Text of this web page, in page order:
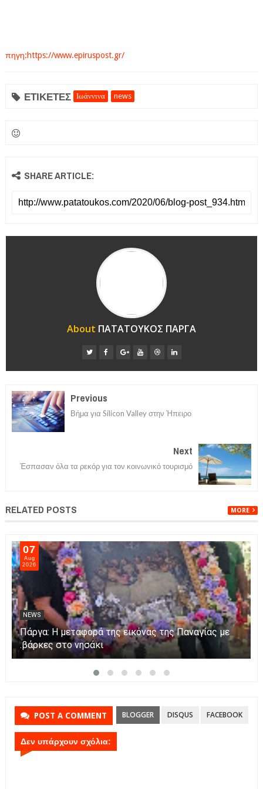
πηγη:https://www.epiruspost.gr/
ΕΤΙΚΕΤΕΣ Ιωάννινα news
SHARE ARTICLE:
About ΠΑΤΑΤΟΥΚΟΣ ΠΑΡΓΑ
Previous
Βήμα για Silicon Valley στην Ήπειρο
Next
Έσπασαν όλα τα ρεκόρ για τον κοινωνικό τουρισμό
RELATED POSTS MORE
07
Aug
2026
NEWS
Πάργα: Η μεταφορά της εικόνας της Παναγίας με
βάρκες στο νησάκι.
POST A COMMENT BLOGGER DISQUS FACEBOOK
Δεν υπάρχουν σχόλια: